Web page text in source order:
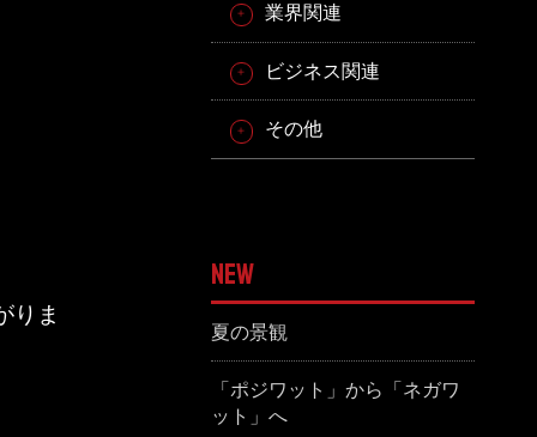
りま
業界関連
ビジネス関連
その他
NEW
夏の景観
「ポジワット」から「ネガワ
ット」へ